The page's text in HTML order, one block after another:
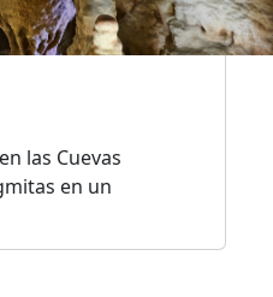
las Cuevas
en un